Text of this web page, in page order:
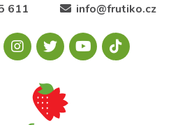
611 info@frutiko.cz